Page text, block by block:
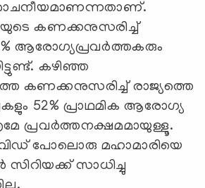
കണക്കനുസരിച്ച്
ആരോഗ്യപ്രവർത്തകരും
കഴിഞ്ഞ
കണക്കനുസരിച്ച് രാജ്യത്തെ
52% പ്രാഥമിക ആരോഗ്യ
പ്രവർത്തനക്ഷമമായുള്ളൂ.
പോലൊരു മഹാമാരിയെ
സിറിയക്ക് സാധിച്ചു